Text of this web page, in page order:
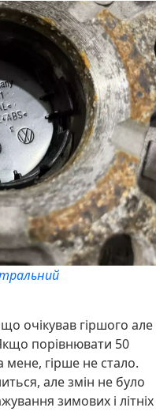
очікував гіршого але
порівнювати 50
мене, гірше не стало.
але змін не було
зимових і літніх